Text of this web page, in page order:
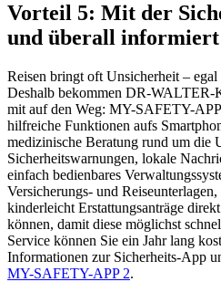
Vorteil 5: Mit der
und überall informiert
Reisen bringt oft Unsicherheit –
Deshalb bekommen DR-WALTER-
mit auf den Weg: MY-SAFETY-
hilfreiche Funktionen aufs
medizinische Beratung rund um die
Sicherheitswarnungen, lokale
einfach bedienbares
Versicherungs- und
kinderleicht Erstattungsanträge
können, damit diese möglichst
Service können Sie ein Jahr lang
Informationen zur Sicherheits-App
MY-SAFETY-APP 2.